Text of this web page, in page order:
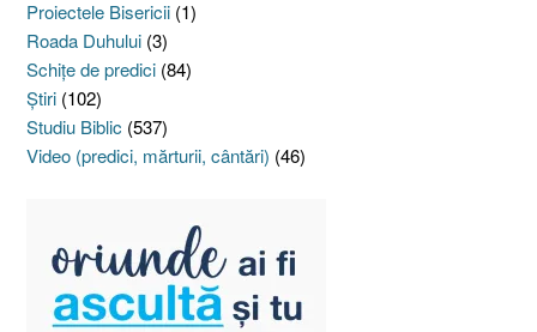
Proiectele Bisericii (1)
Roada Duhului (3)
Schiţe de predici (84)
Ştiri (102)
Studiu Biblic (537)
Video (predici, mărturii, cântări) (46)